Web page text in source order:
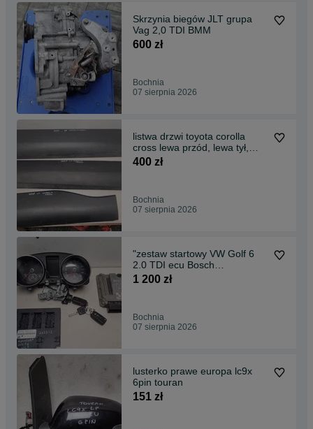
Skrzynia biegów JLT grupa
Vag 2,0 TDI BMM
600 zł
Bochnia
07 sierpnia 2026
listwa drzwi toyota corolla
cross lewa przód, lewa tył,
prawa przód
400 zł
Bochnia
07 sierpnia 2026
"zestaw startowy VW Golf 6
2.0 TDI ecu Bosch
03l906019CM, licznik
1K0937087g"
1 200 zł
Bochnia
07 sierpnia 2026
lusterko prawe europa lc9x
6pin touran
151 zł